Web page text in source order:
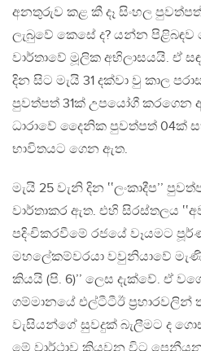
අනතුරුව කළ කී දෑ සිංහල
ලැබුවේ කෙසේ ද? යන්න
වාර්තාවේ මූලික අභිලාසයයි. ඒ
දින සිට මැයි 31 දක්වා වු කාල
පුවත්පත් 31ක් උපයෝගී කරගෙන
ධාරාවේ දෛනික පුවත්පත් 04ක්
භාවිතයට ගෙන ඇත.
මැයි 25 වැනි දින ‛‛ලංකාදීප’’
වාර්තාකර ඇත. එහි සිරස්තලය
පදිංචිකරවීමේ රජයේ වෑයමට
මහලේකම්වරයා වවුනියාවේ
කියයි (පි. 6)’’ ලෙස දැක්වේ. ඒ
ගම්මානයේ එල්ටීටීඊ ප්‍රහාරවලින්
වැසියන්ගේ සුවදුක් බැලීමට ද